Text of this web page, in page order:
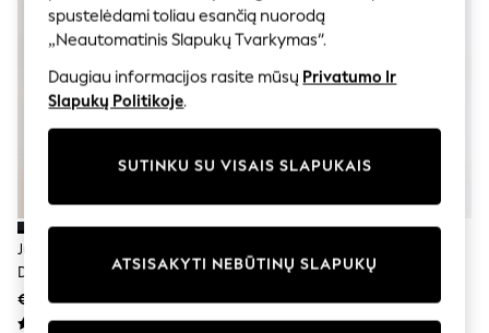
Nike
All Girls Schoolwear
Shoes
Dresses
Trousers
Skirts
Shirts
Polo Shirts
Sweatshirts
Socks & Tights
All Girls Sports & Swimwear
Trainers & Pumps
Juoda - 2 Mokykliniai Bateliai Su
Dirželiais Ir Lietimu Užsegami
Užsegimai
€25 - €32
Sportbačiai
€38 - €48
spustelėdami toliau esančią nuorodą
„Neautomatinis Slapukų Tvarkymas“.
Daugiau informacijos rasite mūsų Privatumo Ir
Slapukų Politikoje.
SUTINKU SU VISAIS SLAPUKAIS
ATSISAKYTI NEBŪTINŲ SLAPUKŲ